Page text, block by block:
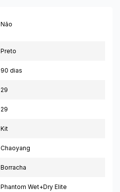
Não
Preto
90 dias
29
29
Kit
Chaoyang
Borracha
Phantom Wet+Dry Elite